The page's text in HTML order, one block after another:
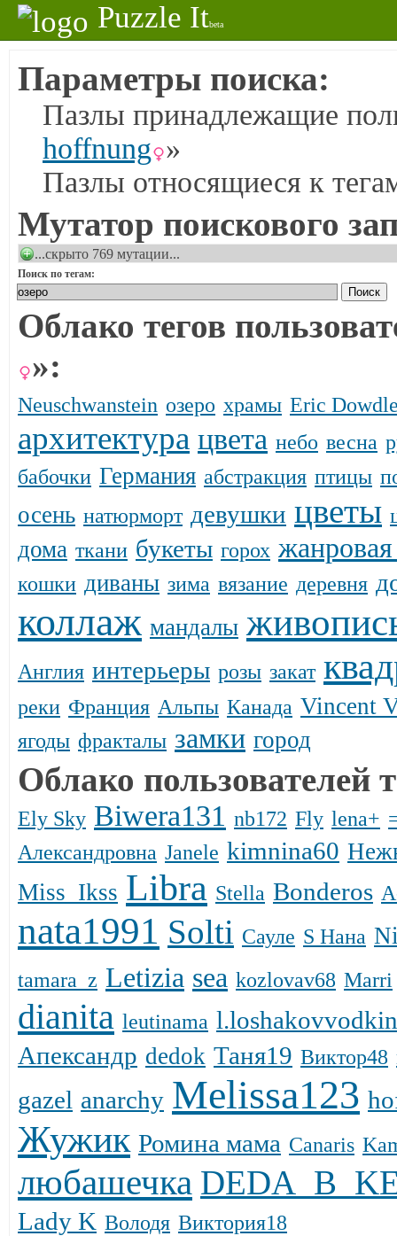
Puzzle Itbeta
Параметры поиска:
Пазлы принадлежащие
hoffnung »
Пазлы относящиеся к
Мутатор поискового
...скрыто 769 мутации...
Поиск по тегам:
Облако тегов
»:
Neuschwanstein озеро храмы Eric
архитектура цвета небо весна
бабочки Германия абстракция птицы
осень натюрморт девушки цветы
дома ткани букеты горох
кошки диваны зима вязание деревня
коллаж мандалы
Англия интерьеры розы закат
реки Франция Альпы Канада Vincent
ягоды фракталы замки город
Облако пользователей
Ely Sky Biwera131 nb172 Fly lena+
Александровна Janele kimnina60
Miss_Ikss Libra Stella Bonderos
nata1991 Solti Сауле S Нана
tamara_z Letizia sea kozlovav68 Marri
dianita leutinama l.loshakovvodkin
Апександр dedok Таня19 Виктор48
gazel anarchy Melissa123
Жужик Ромина мама Canaris
любашечка
Lady K Володя Виктория18